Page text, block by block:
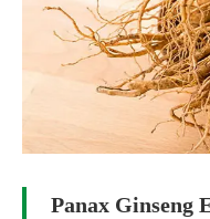
Panax Ginseng